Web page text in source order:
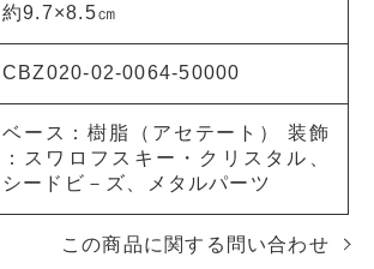
約9.7×8.5㎝
CBZ020-02-0064-50000
ベース：樹脂（アセテート） 装飾
：スワロフスキー・クリスタル、
シードビ－ズ、メタルパーツ
この商品に関する問い合わせ